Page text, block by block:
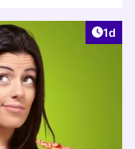
1d